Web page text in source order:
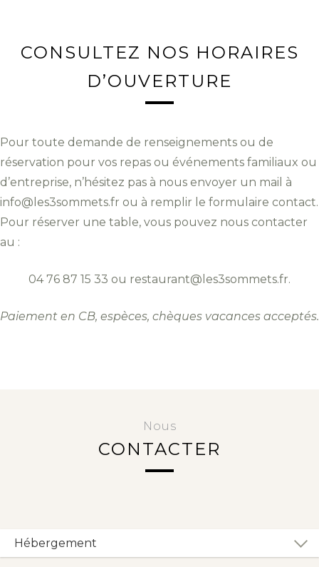
CONSULTEZ NOS HORAIRES
D’OUVERTURE
Pour toute demande de renseignements ou de
réservation pour vos repas ou événements familiaux ou
d’entreprise, n’hésitez pas à nous envoyer un mail à
info@les3sommets.fr ou à remplir le formulaire contact.
Pour réserver une table, vous pouvez nous contacter
au :
04 76 87 15 33 ou restaurant@les3sommets.fr.
Paiement en CB, espèces, chèques vacances acceptés.
Nous
CONTACTER